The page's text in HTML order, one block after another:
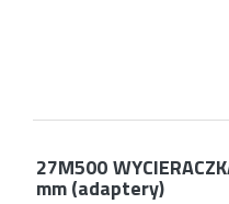
27M500
mm (adaptery)